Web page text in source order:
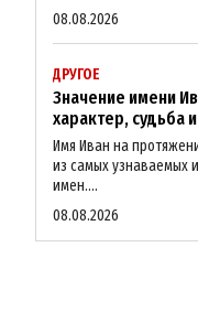
08.08.2026
ДРУГОЕ
Значение имени
характер, судьба
Имя Иван на
из самых узнаваемых
имен....
08.08.2026